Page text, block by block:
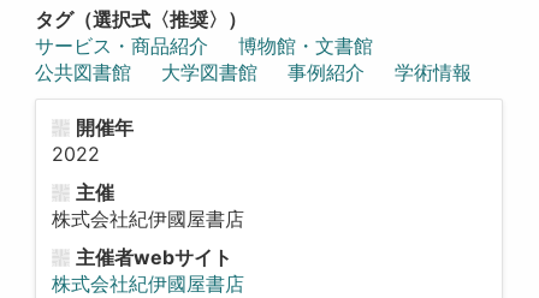
タグ（選択式〈推奨〉）
サービス・商品紹介
博物館・文書館
公共図書館
大学図書館 事例紹介 学術情報
開催年
2022
主催
株式会社紀伊國屋書店
主催者webサイト
株式会社紀伊國屋書店